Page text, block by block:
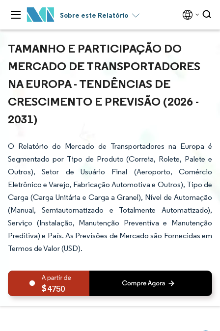
Sobre este Relatório
TAMANHO E PARTICIPAÇÃO DO
MERCADO DE TRANSPORTADORES
NA EUROPA - TENDÊNCIAS DE
CRESCIMENTO E PREVISÃO (2026 -
2031)
O Relatório do Mercado de Transportadores na Europa é
Segmentado por Tipo de Produto (Correia, Rolete, Palete e
Outros), Setor de Usuário Final (Aeroporto, Comércio
Eletrônico e Varejo, Fabricação Automotiva e Outros), Tipo de
Carga (Carga Unitária e Carga a Granel), Nível de Automação
(Manual, Semiautomatizado e Totalmente Automatizado),
Serviço (Instalação, Manutenção Preventiva e Manutenção
Preditiva) e País. As Previsões de Mercado são Fornecidas em
Termos de Valor (USD).
4750